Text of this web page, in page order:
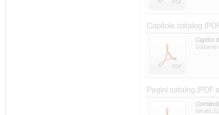
Capitole catalog
Capitol
Sisteme
Pagini catalog (PDF